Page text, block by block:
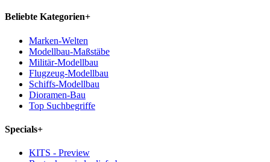
Beliebte Kategorien+
Marken-Welten
Modellbau-Maßstäbe
Militär-Modellbau
Flugzeug-Modellbau
Schiffs-Modellbau
Dioramen-Bau
Top Suchbegriffe
Specials+
KITS - Preview